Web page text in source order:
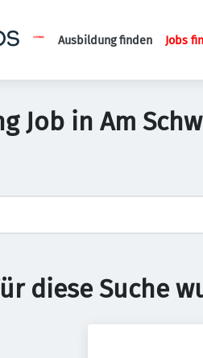
Ausbildung finden Jobs
Job in Am
diese Suche